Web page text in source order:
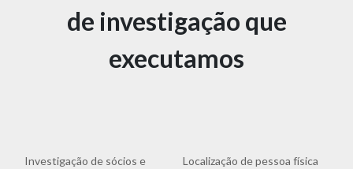
de investigação que
executamos
Investigação de sócios e
Localização de pessoa física